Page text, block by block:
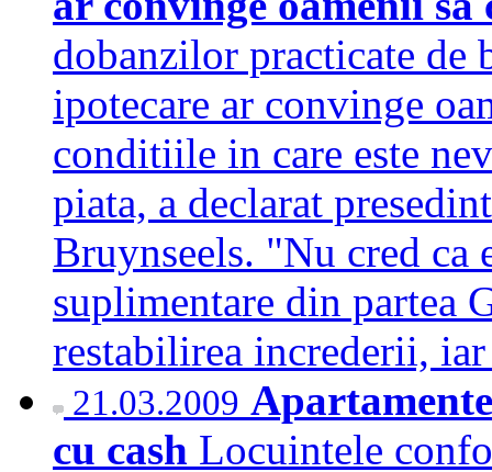
dobanzilor practicate de
ipotecare ar convinge
conditiile in care este
piata, a declarat
Bruynseels. "Nu cred ca
suplimentare din partea
restabilirea increderii,
21.03.2009
cu cash Locuintele